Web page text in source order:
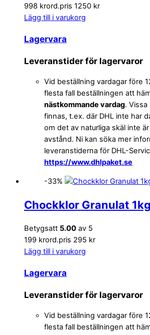
998 krord.pris 1250 kr
Lägg till i varukorg
Lagervara
Leveranstider för lagervaror
Vid beställning vardagar före
flesta fall beställningen att
nästkommande vardag.
finnas, t.ex. där DHL inte har
om det av naturliga skäl inte
avstånd. Ni kan söka mer
leveranstiderna för DHL-
https://www.dhlpaket.se
-33%
Chockklor Granulat 1kg
Betygsatt 5.00 av 5
199 krord.pris 295 kr
Lägg till i varukorg
Lagervara
Leveranstider för lagervaror
Vid beställning vardagar före
flesta fall beställningen att